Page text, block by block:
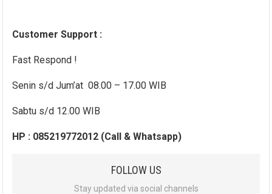
Customer Support :
Fast Respond !
Senin s/d Jum’at 08.00 – 17.00 WIB
Sabtu s/d 12.00 WIB
HP : 085219772012 (Call & Whatsapp)
FOLLOW US
Stay updated via social channels